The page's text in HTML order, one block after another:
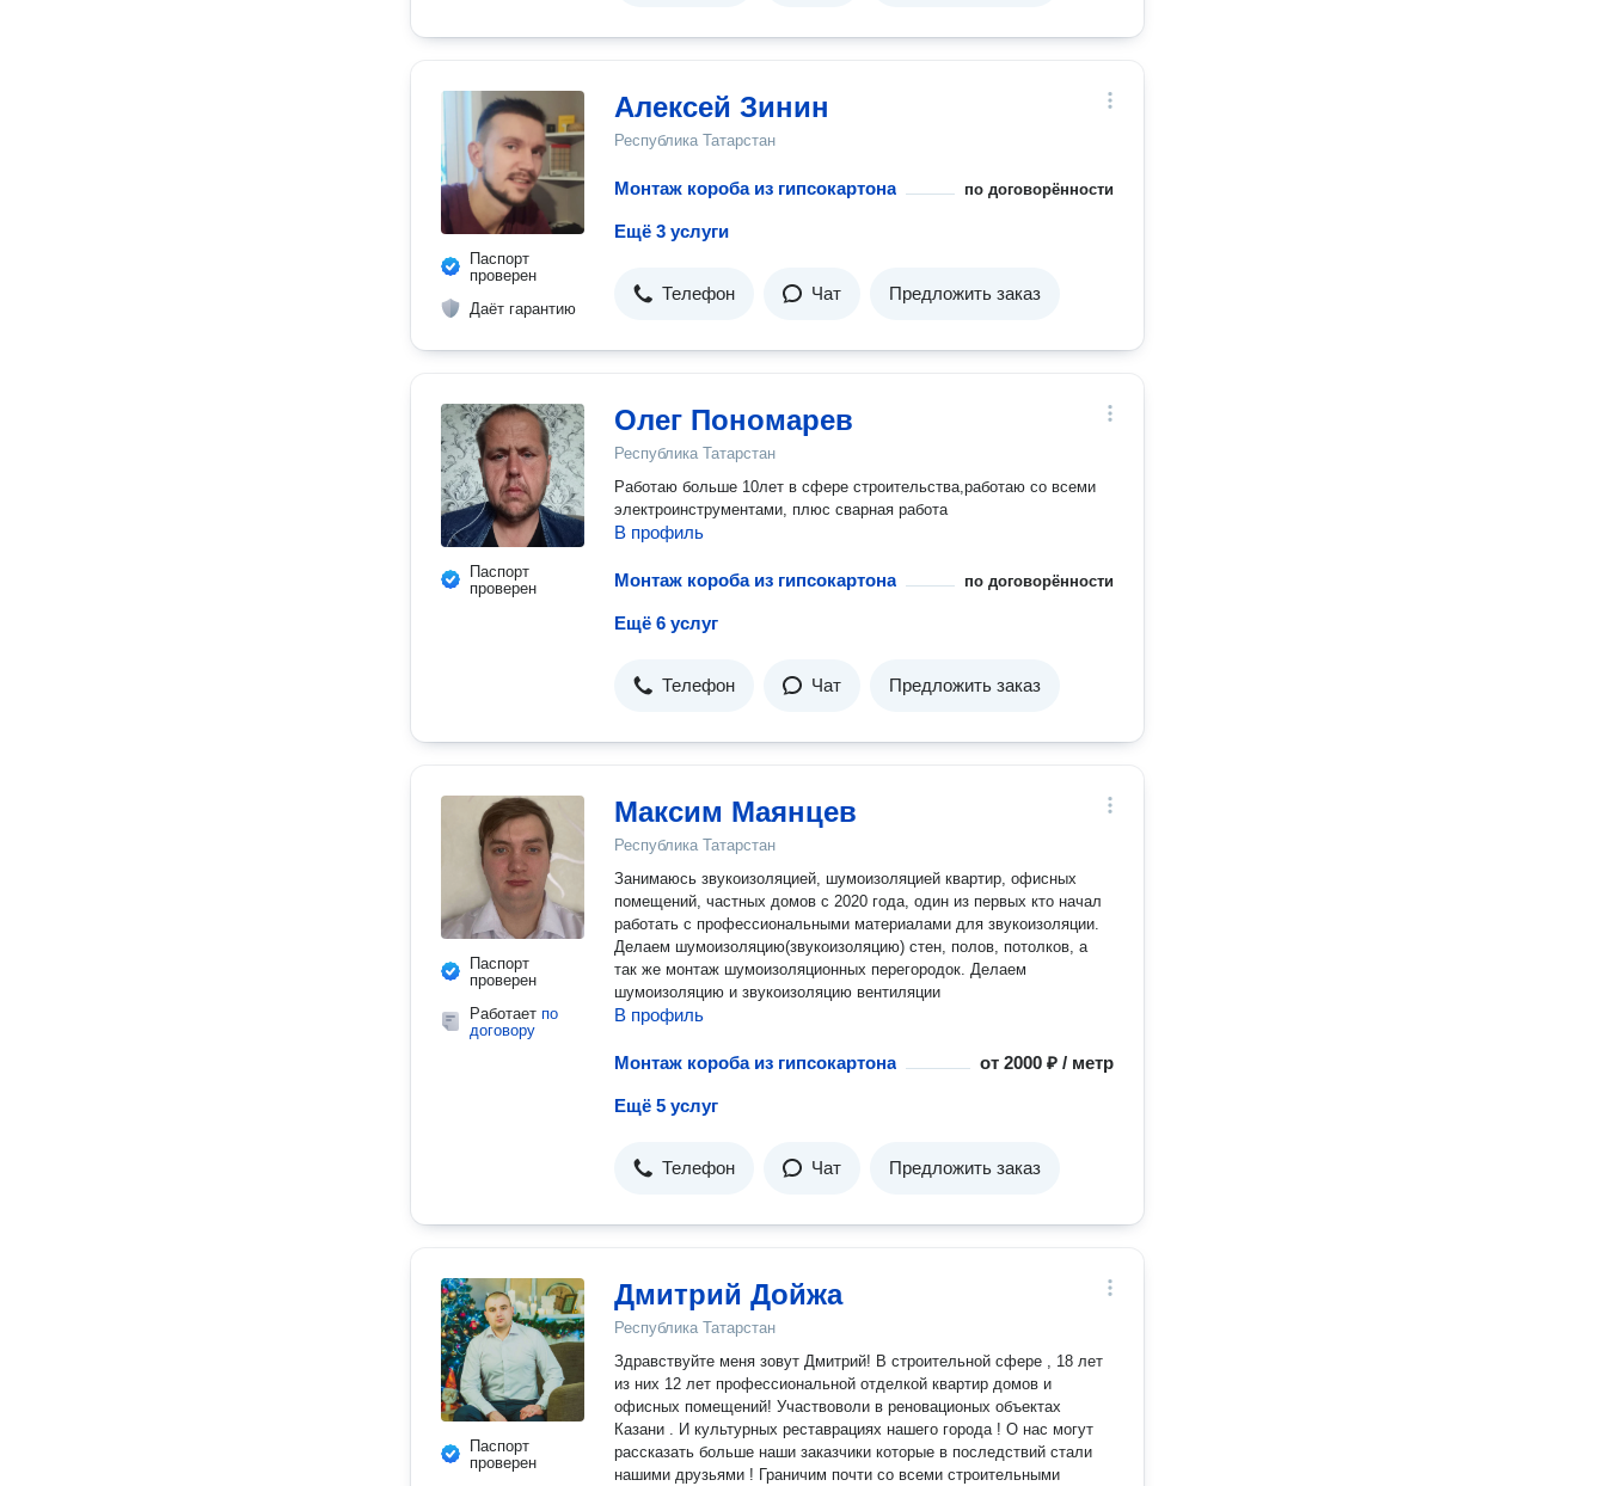
Паспорт
проверен
Даёт гарантию
Алексей Зинин
Республика Татарстан
Монтаж короба из гипсокартона по договорённости
Ещё 3 услуги
Телефон Чат Предложить заказ
Паспорт
проверен
Олег Пономарев
Республика Татарстан
Работаю больше 10лет в сфере строительства,работаю со всеми
электроинструментами, плюс сварная работа
В профиль
Монтаж короба из гипсокартона по договорённости
Ещё 6 услуг
Телефон Чат Предложить заказ
Паспорт
проверен
Работает по
договору
Максим Маянцев
Республика Татарстан
Занимаюсь звукоизоляцией, шумоизоляцией квартир, офисных
помещений, частных домов с 2020 года, один из первых кто начал
работать с профессиональными материалами для звукоизоляции.
Делаем шумоизоляцию(звукоизоляцию) стен, полов, потолков, а
так же монтаж шумоизоляционных перегородок. Делаем
шумоизоляцию и звукоизоляцию вентиляции
В профиль
Монтаж короба из гипсокартона от2000 ₽ / метр
Ещё 5 услуг
Телефон Чат Предложить заказ
Паспорт
проверен
Дмитрий Дойжа
Республика Татарстан
Здравствуйте меня зовут Дмитрий! В строительной сфере , 18 лет
из них 12 лет профессиональной отделкой квартир домов и
офисных помещений! Участвоволи в реновационых объектах
Казани . И культурных реставрациях нашего города ! О нас могут
рассказать больше наши заказчики которые в последствий стали
нашими друзьями ! Граничим почти со всеми строительными